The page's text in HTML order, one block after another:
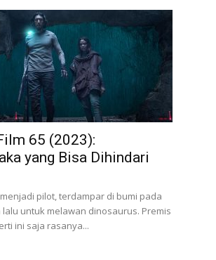
65 (2023):
yang Bisa Dihindari
pilot, terdampar di bumi pada
lalu untuk melawan dinosaurus. Premis
ini saja rasanya...